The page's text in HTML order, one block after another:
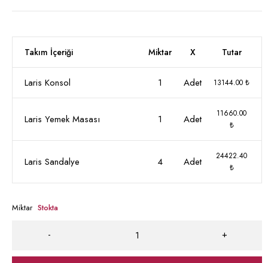
Takım İçeriği Miktar X Tutar
Laris Konsol 1 Adet 13144.00 ₺
Laris Yemek Masası 1 Adet
11660.00
₺
Laris Sandalye 4 Adet
24422.40
₺
Miktar Stokta